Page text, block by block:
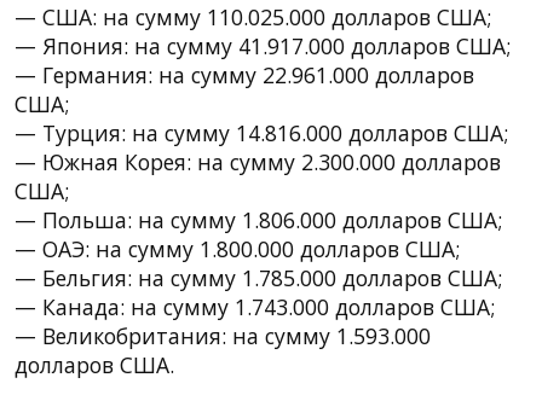
— США: на сумму 110.025.000 долларов США;
— Япония: на сумму 41.917.000 долларов США;
— Германия: на сумму 22.961.000 долларов
США;
— Турция: на сумму 14.816.000 долларов США;
— Южная Корея: на сумму 2.300.000 долларов
США;
— Польша: на сумму 1.806.000 долларов США;
— ОАЭ: на сумму 1.800.000 долларов США;
— Бельгия: на сумму 1.785.000 долларов США;
— Канада: на сумму 1.743.000 долларов США;
— Великобритания: на сумму 1.593.000
долларов США.